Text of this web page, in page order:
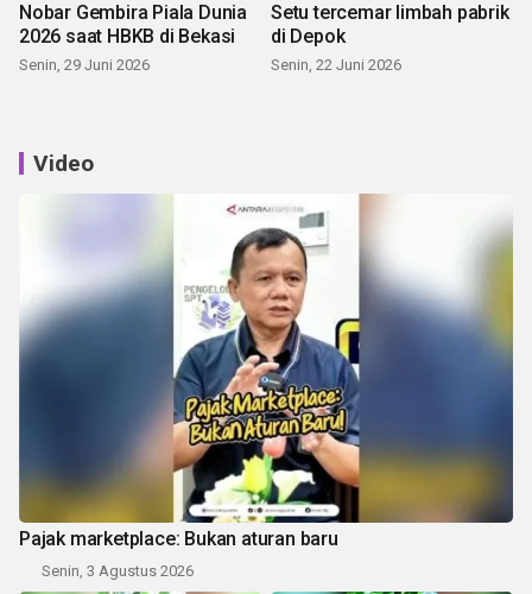
Nobar Gembira Piala Dunia
2026 saat HBKB di Bekasi
Senin, 29 Juni 2026
Setu tercemar limbah pabrik
di Depok
Senin, 22 Juni 2026
Video
Pajak marketplace: Bukan aturan baru
Senin, 3 Agustus 2026